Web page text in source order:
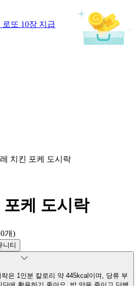
로또 10장 지급
치킨 포케 도시락
케 도시락
개)
니티
은 1인분 칼로리 약 445kcal이며, 당류 부